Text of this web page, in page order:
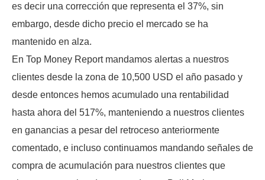
es decir una corrección que representa el 37%, sin
embargo, desde dicho precio el mercado se ha
mantenido en alza.
En Top Money Report mandamos alertas a nuestros
clientes desde la zona de 10,500 USD el año pasado y
desde entonces hemos acumulado una rentabilidad
hasta ahora del 517%, manteniendo a nuestros clientes
en ganancias a pesar del retroceso anteriormente
comentado, e incluso continuamos mandando señales de
compra de acumulación para nuestros clientes que